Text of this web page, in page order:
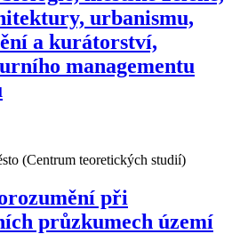
urbanismu,
a kurátorství,
managementu
(Centrum teoretických studií)
při
průzkumech území